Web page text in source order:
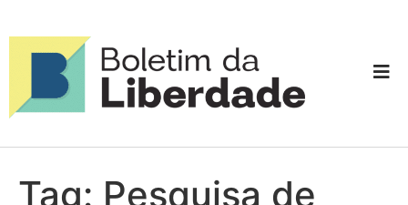
Tag: Pesquisa de